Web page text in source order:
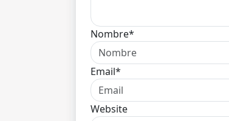
Nombre*
Email*
Website